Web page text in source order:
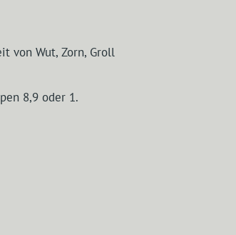
von Wut, Zorn, Groll
8,9 oder 1.